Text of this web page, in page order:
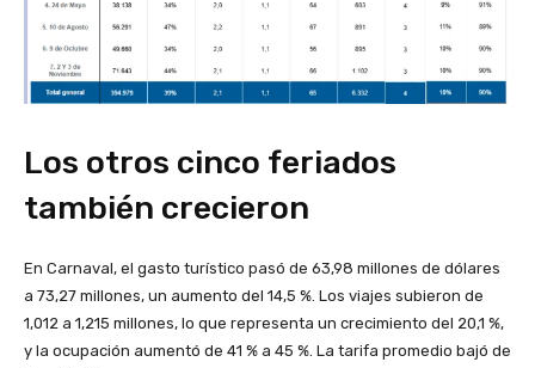
Los otros cinco feriados
también crecieron
En Carnaval, el gasto turístico pasó de 63,98 millones de dólares
a 73,27 millones, un aumento del 14,5 %. Los viajes subieron de
1,012 a 1,215 millones, lo que representa un crecimiento del 20,1 %,
y la ocupación aumentó de 41 % a 45 %. La tarifa promedio bajó de